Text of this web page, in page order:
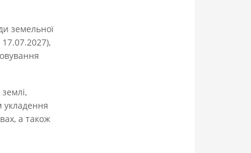
земельної
укладення
а також